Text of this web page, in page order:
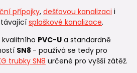
přípojky, dešťovou kanalizaci i
splaškové kanalizace.
PVC-U a standardně
SN8 - používá se tedy pro
trubky SN8 určené pro vyšší zátěž.